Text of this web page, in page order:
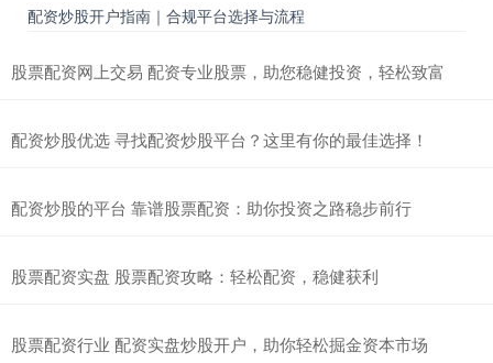
配资炒股开户指南｜合规平台选择与流程
股票配资网上交易 配资专业股票，助您稳健投资，轻松致富
配资炒股优选 寻找配资炒股平台？这里有你的最佳选择！
配资炒股的平台 靠谱股票配资：助你投资之路稳步前行
股票配资实盘 股票配资攻略：轻松配资，稳健获利
股票配资行业 配资实盘炒股开户，助你轻松掘金资本市场